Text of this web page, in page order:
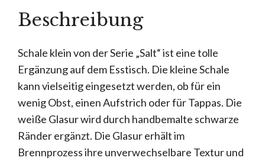
Beschreibung
Schale klein von der Serie „Salt“ ist eine tolle
Ergänzung auf dem Esstisch. Die kleine Schale
kann vielseitig eingesetzt werden, ob für ein
wenig Obst, einen Aufstrich oder für Tappas. Die
weiße Glasur wird durch handbemalte schwarze
Ränder ergänzt. Die Glasur erhält im
Brennprozess ihre unverwechselbare Textur und